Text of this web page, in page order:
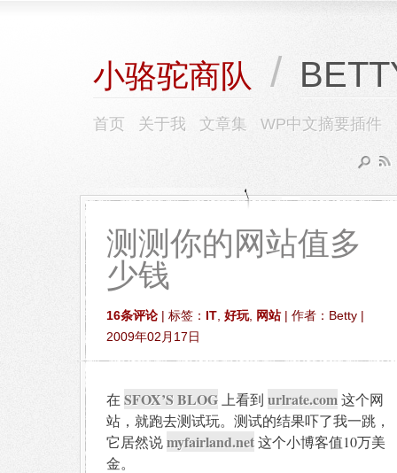
小骆驼商队 /
首页 关于我 文章集 WP中文摘要插件
测测你的网站值多
少钱
16条评论 | 标签： IT 好玩, 网站| 作者：Betty |
2009年02月17日
在 SFOX’S BLOG 上看到 urlrate.com 这个网
站，就跑去测试玩。测试的结果吓了我一跳，
它居然说myfairland.net这个小博客值10万美
金。